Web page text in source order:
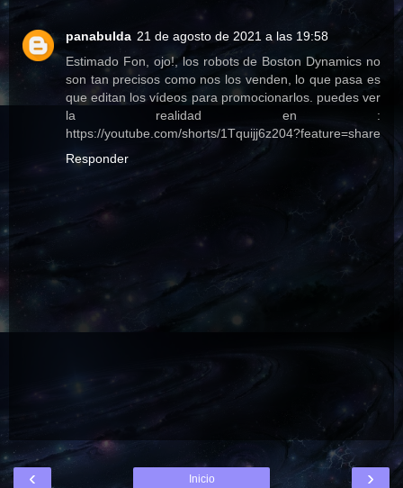
panabulda 21 de agosto de 2021 a las 19:58
Estimado Fon, ojo!, los robots de Boston Dynamics no
son tan precisos como nos los venden, lo que pasa es
que editan los vídeos para promocionarlos. puedes ver
la realidad en :
https://youtube.com/shorts/1Tquijj6z204?feature=share
Responder
‹ ›
Inicio